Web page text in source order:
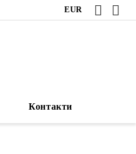
EUR
Контакти